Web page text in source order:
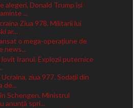
alegeri, Donald Trump își
...
Ziua 978. Militarii lui
ar...
o mega-operațiune de
news...
lovit Iranul. Explozii puternice
ziua 977. Sodații din
de...
Schengen. Ministrul
anunță spri...